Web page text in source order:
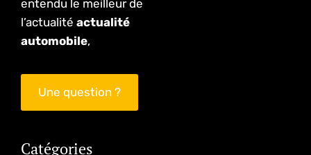
entendu le meilleur de
l’actualité actualité
automobile,
Une question ?
Catégories